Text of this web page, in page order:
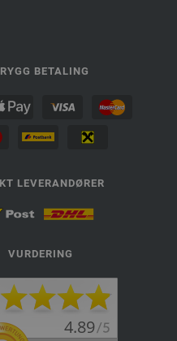
BETALING
LEVERANDØRER
VURDERING